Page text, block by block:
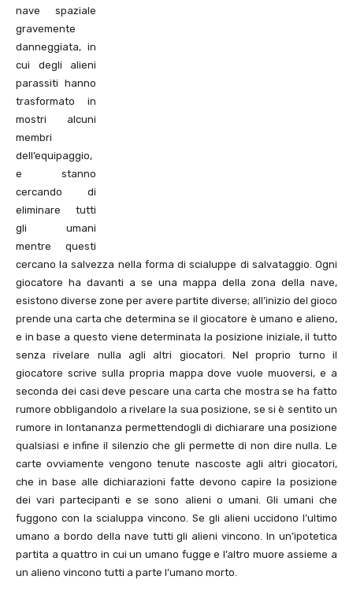
nave spaziale
gravemente
danneggiata, in
cui degli alieni
parassiti hanno
trasformato in
mostri alcuni
membri
dell’equipaggio,
e stanno
cercando di
eliminare tutti
gli umani
mentre questi
cercano la salvezza nella forma di scialuppe di salvataggio. Ogni
giocatore ha davanti a se una mappa della zona della nave,
esistono diverse zone per avere partite diverse; all’inizio del gioco
prende una carta che determina se il giocatore è umano e alieno,
e in base a questo viene determinata la posizione iniziale, il tutto
senza rivelare nulla agli altri giocatori. Nel proprio turno il
giocatore scrive sulla propria mappa dove vuole muoversi, e a
seconda dei casi deve pescare una carta che mostra se ha fatto
rumore obbligandolo a rivelare la sua posizione, se si è sentito un
rumore in lontananza permettendogli di dichiarare una posizione
qualsiasi e infine il silenzio che gli permette di non dire nulla. Le
carte ovviamente vengono tenute nascoste agli altri giocatori,
che in base alle dichiarazioni fatte devono capire la posizione
dei vari partecipanti e se sono alieni o umani. Gli umani che
fuggono con la scialuppa vincono. Se gli alieni uccidono l’ultimo
umano a bordo della nave tutti gli alieni vincono. In un’ipotetica
partita a quattro in cui un umano fugge e l’altro muore assieme a
un alieno vincono tutti a parte l’umano morto.